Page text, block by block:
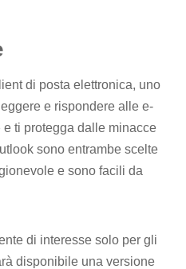
di posta elettronica, uno
e rispondere alle e-
ti protegga dalle minacce
sono entrambe scelte
e sono facili da
di interesse solo per gli
disponibile una versione